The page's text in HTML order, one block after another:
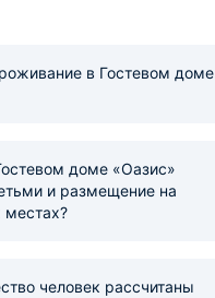
в Гостевом доме
доме «Оазис»
и размещение на
местах?
человек рассчитаны